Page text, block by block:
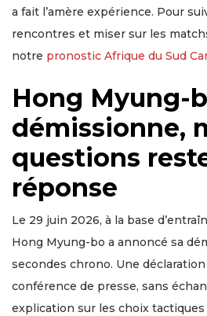
a fait l’amère expérience. Pour
rencontres et miser sur les
notre pronostic Afrique du Sud
Hong Myung-
démissionne,
questions
réponse
Le 29 juin 2026, à la base
Hong Myung-bo a annoncé sa
secondes chrono. Une
conférence de presse, sans
explication sur les choix tactiques